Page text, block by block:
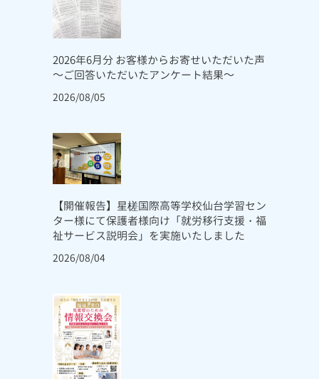
2026年6月分 お客様からお寄せいただいた声
～ご回答いただいたアンケート結果～
2026/08/05
【開催報告】星槎国際高等学校仙台学習セン
ター様にて保護者様向け「就労移行支援・福
祉サービス説明会」を実施いたしました
2026/08/04